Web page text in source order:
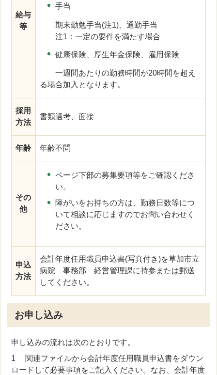
給与
等
手当
期末勤勉手当(注1)、通勤手当
注1：一定の要件を満たす場合
健康保険、厚生年金保険、雇用保険
一週間あたりの勤務時間が20時間を超え
る場合加入となります。
採用
方法
書類選考、面接
年齢 年齢不問
その
他
ページ下部の募集要項等をご確認くださ
い。
障がいをお持ちの方は、勤務日数等につ
いて相談に応じますのでお問い合わせく
ださい。
申込
方法
会計年度任用職員申込書(写真付き)を草加市立
病院 事務部 経営管理課に持参または郵送
してください。
お申し込み
申し込みの流れは次のとおりです。
1 関連ファイルから会計年度任用職員申込書をダウン
ロードして必要事項をご記入ください。なお、会計年度